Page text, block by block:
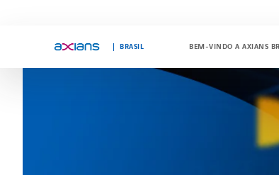
BRASIL BEM-VINDO A AXIANS